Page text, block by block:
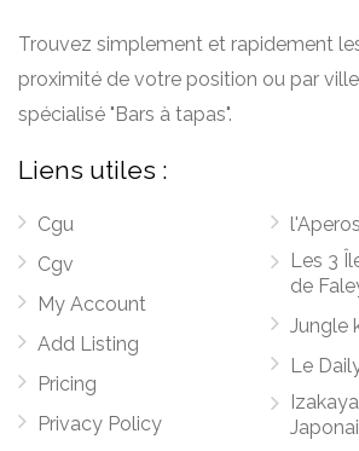
Trouvez simplement et rapidement
proximité de votre position ou par
spécialisé "Bars à tapas".
Liens utiles :
Cgu
Cgv
My Account
Add Listing
Pricing
Privacy Policy
Les 3
de
Jungle
Le